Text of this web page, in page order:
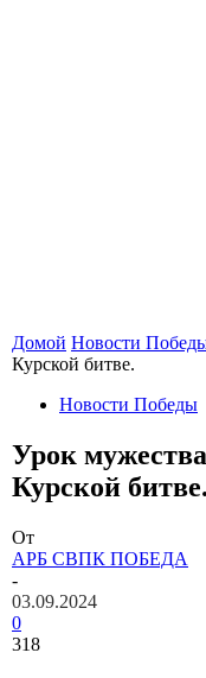
Домой Новости
Курской битве.
Новости Победы
Урок
Курской битве.
От
АРБ СВПК ПОБЕДА
-
03.09.2024
0
318